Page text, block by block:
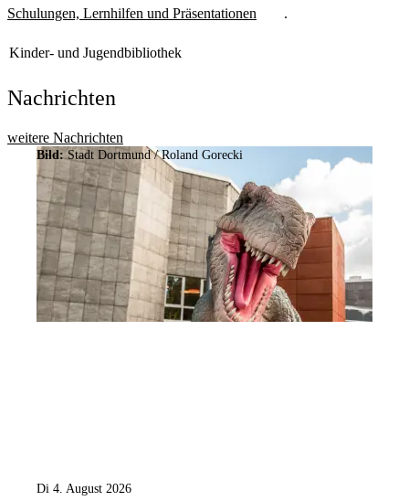
Schulungen, Lernhilfen und Präsentationen
.
Kinder- und Jugendbibliothek
Nachrichten
weitere Nachrichten
Bild:Stadt Dortmund / Roland Gorecki
Di 4. August 2026